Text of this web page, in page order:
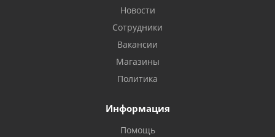
Новости
Сотрудники
Вакансии
Магазины
Политика
Информация
Помощь